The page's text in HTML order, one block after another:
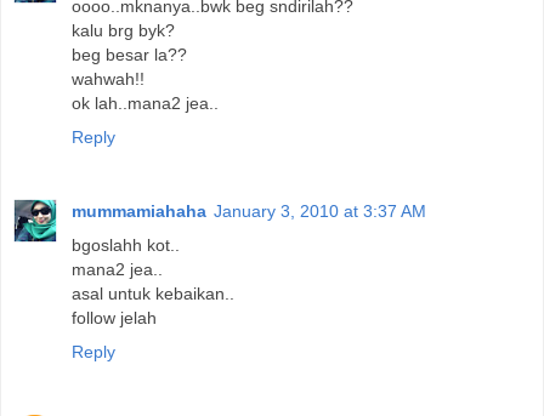
oooo..mknanya..bwk beg sndirilah??
kalu brg byk?
beg besar la??
wahwah!!
ok lah..mana2 jea..
Reply
mummamiahaha January 3, 2010 at 3:37 AM
bgoslahh kot..
mana2 jea..
asal untuk kebaikan..
follow jelah
Reply